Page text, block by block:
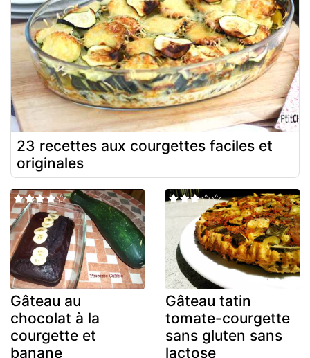
23 recettes aux courgettes faciles et
originales
Gâteau au
chocolat à la
courgette et
banane
Gâteau tatin
tomate-courgette
sans gluten sans
lactose